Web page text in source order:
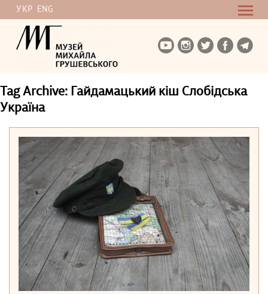
УКР ENG
Tag Archive: Гайдамацький кіш Слобідська
Україна